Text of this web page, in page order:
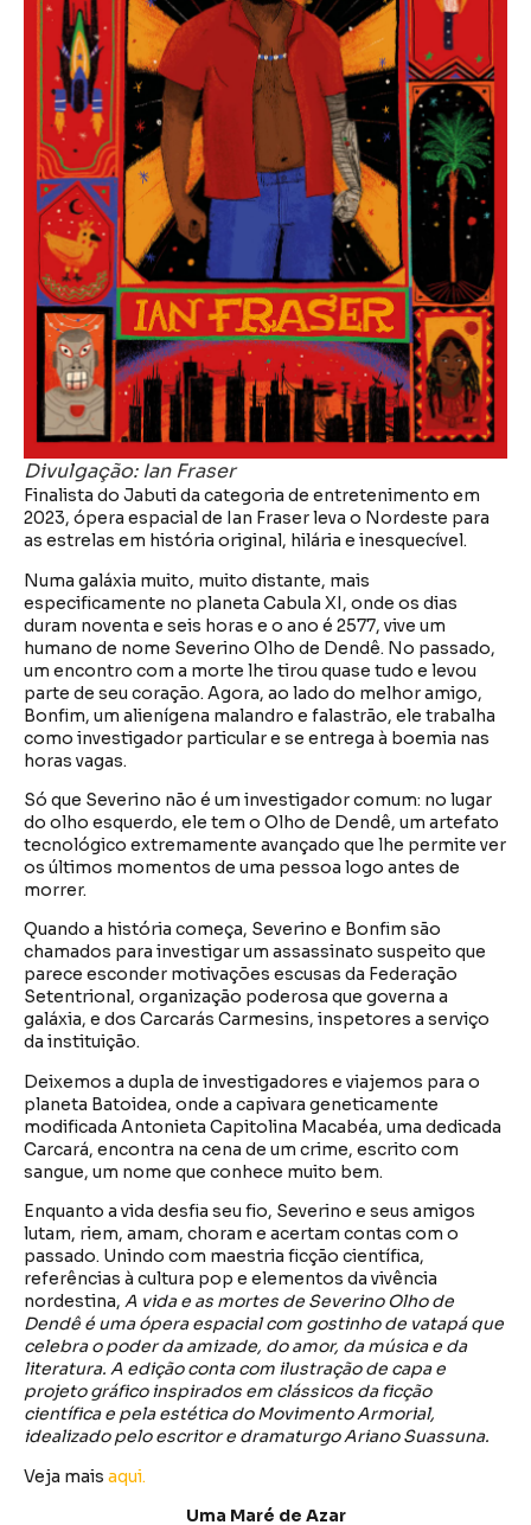
Divulgação: Ian Fraser
Finalista do Jabuti da categoria de entretenimento em
2023, ópera espacial de Ian Fraser leva o Nordeste para
as estrelas em história original, hilária e inesquecível.
Numa galáxia muito, muito distante, mais
especificamente no planeta Cabula XI, onde os dias
duram noventa e seis horas e o ano é 2577, vive um
humano de nome Severino Olho de Dendê. No passado,
um encontro com a morte lhe tirou quase tudo e levou
parte de seu coração. Agora, ao lado do melhor amigo,
Bonfim, um alienígena malandro e falastrão, ele trabalha
como investigador particular e se entrega à boemia nas
horas vagas.
Só que Severino não é um investigador comum: no lugar
do olho esquerdo, ele tem o Olho de Dendê, um artefato
tecnológico extremamente avançado que lhe permite ver
os últimos momentos de uma pessoa logo antes de
morrer.
Quando a história começa, Severino e Bonfim são
chamados para investigar um assassinato suspeito que
parece esconder motivações escusas da Federação
Setentrional, organização poderosa que governa a
galáxia, e dos Carcarás Carmesins, inspetores a serviço
da instituição.
Deixemos a dupla de investigadores e viajemos para o
planeta Batoidea, onde a capivara geneticamente
modificada Antonieta Capitolina Macabéa, uma dedicada
Carcará, encontra na cena de um crime, escrito com
sangue, um nome que conhece muito bem.
Enquanto a vida desfia seu fio, Severino e seus amigos
lutam, riem, amam, choram e acertam contas com o
passado. Unindo com maestria ficção científica,
referências à cultura pop e elementos da vivência
nordestina, A vida e as mortes de Severino Olho de
Dendê é uma ópera espacial com gostinho de vatapá que
celebra o poder da amizade, do amor, da música e da
literatura. A edição conta com ilustração de capa e
projeto gráfico inspirados em clássicos da ficção
científica e pela estética do Movimento Armorial,
idealizado pelo escritor e dramaturgo Ariano Suassuna.
Veja mais aqui.
Uma Maré de Azar